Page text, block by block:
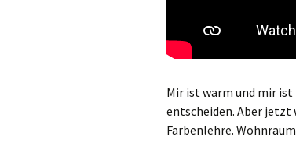
Mir ist warm und mir
entscheiden. Aber jetzt
Farbenlehre.